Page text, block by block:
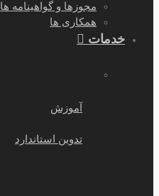
مجوزها و گواهینامه ها
همکاری ها
خدمات
آموزش
تدوین استاندارد